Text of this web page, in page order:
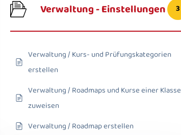
Verwaltung - Einstellungen 3
Verwaltung / Kurs- und Prüfungskategorien
erstellen
Verwaltung / Roadmaps und Kurse einer Klasse
zuweisen
Verwaltung / Roadmap erstellen